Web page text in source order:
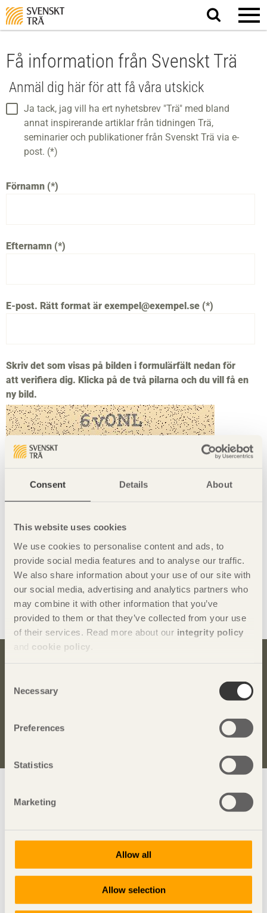
Consent Details About
This website uses cookies
We use cookies to personalise content and ads, to
provide social media features and to analyse our traffic.
We also share information about your use of our site with
our social media, advertising and analytics partners who
may combine it with other information that you’ve
provided to them or that they’ve collected from your use
of their services. Read more about our integrity policy
and cookie policy
Selection
Necessary
Preferences
Statistics
Marketing
Allow all
Allow selection
Sök
på
Få information från Svenskt Trä
Anmäl dig här för att få våra utskick
Ja tack, jag vill ha ert nyhetsbrev "Trä" med bland
annat inspirerande artiklar från tidningen Trä,
seminarier och publikationer från Svenskt Trä via e-
post. (*)
Förnamn
Efternamn
E-post. Rätt format är exempel@exempel.se
Skriv det som visas på bilden i formulärfält nedan för
att verifiera dig. Klicka på de två pilarna och du vill få en
ny bild.
Skicka
Vi värnar om personlig integritet vilket innebär att dina
personuppgifter alltid hanteras på ett ansvarsfullt sätt. Läs
vår integritetspolicy.
Anmäl dig här för att få information om publikationer,
Svenskt Träsprider kunskap om trä, träprodukter och
träbyggande för att främja ett hållbart samhälle och en
livskraftig sågverksnäring. Det gör vi genom att inspirera,
utbilda och driva teknisk utveckling.
Svenskt Trä representerar svensk sågverksindustri och är en